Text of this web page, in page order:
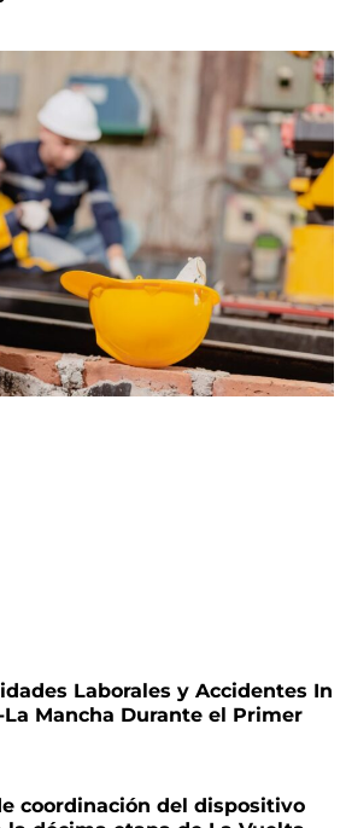
Laborales y Accidentes In
Mancha Durante el Primer
coordinación del dispositivo